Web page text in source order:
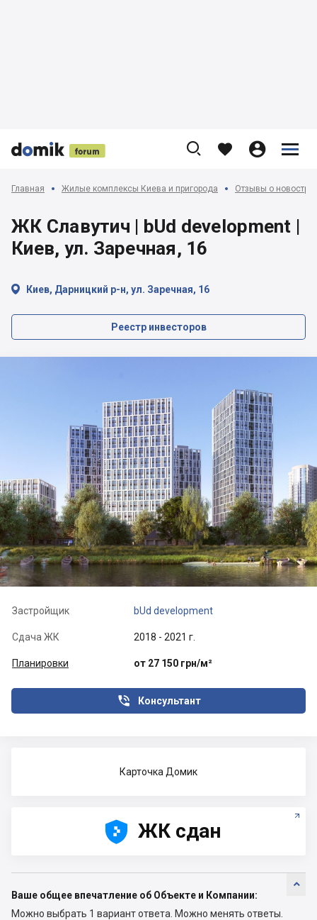


 
    


Главная Жилые комплексы Киева и пригорода Отзывы о
ЖК Славутич | bUd development |
Киев, ул. Заречная, 16
 Киев, Дарницкий р-н, ул. Заречная, 16
Реестр инвесторов
Застройщик bUd development
Сдача ЖК 2018 - 2021 г.
Планировки от 27 150 грн/м²
Консультант

Карточка Домик




 ЖК сдан

Ваше общее впечатление об Объекте и Компании:
Можно выбрать 1 вариант ответа. Можно менять ответы.